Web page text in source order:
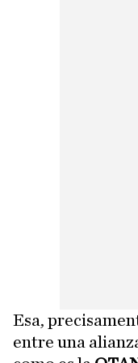
Esa,
entre una